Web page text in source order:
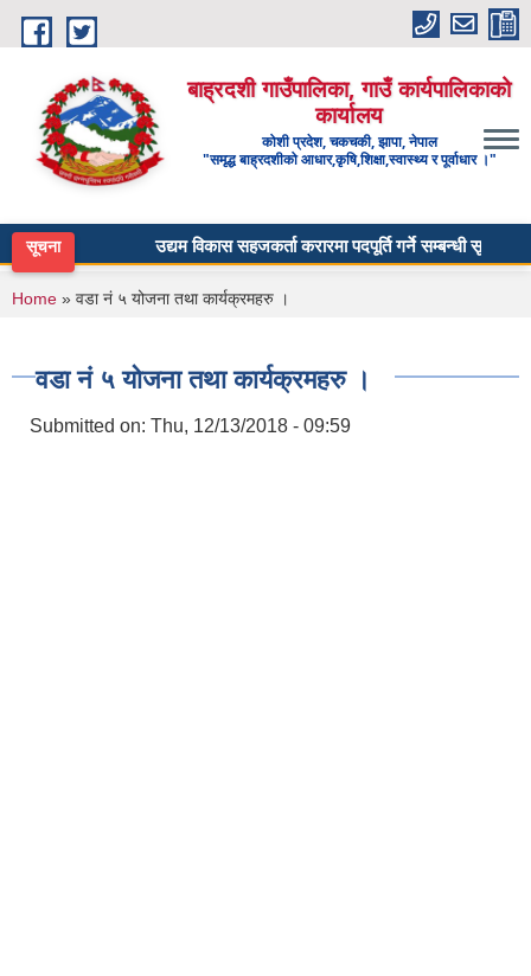
Skip to main content
बाह्रदशी गाउँपालिका, गाउँ कार्यपालिकाको
कार्यालय
कोशी प्रदेश, चकचकी, झापा, नेपाल
"समृद्ध बाह्रदशीको आधार,कृषि,शिक्षा,स्वास्थ्य र पूर्वाधार ।"
सूचना उद्यम विकास सहजकर्ता करारमा पदपूर्ति गर्ने सम्बन्धी सूचना ।
You are here
Home » वडा नं ५ योजना तथा कार्यक्रमहरु ।
वडा नं ५ योजना तथा कार्यक्रमहरु ।
Submitted on: Thu, 12/13/2018 - 09:59